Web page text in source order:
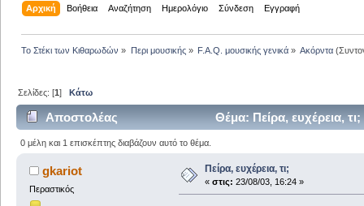
Αρχική Βοήθεια Αναζήτηση Ημερολόγιο Σύνδεση Εγγραφή
Το Στέκι των Κιθαρωδών » Περι μουσικής» F.A.Q. μουσικής γενικά» Ακόρντα
Σελίδες: [1]Κάτω
Αποστολέας Θέμα: Πείρα, ευχέρεια,
0 μέλη και 1 επισκέπτης διαβάζουν αυτό το θέμα.
gkariot
Περαστικός
Πείρα, ευχέρεια, τι;
« στις: 23/08/03, 16:24 »